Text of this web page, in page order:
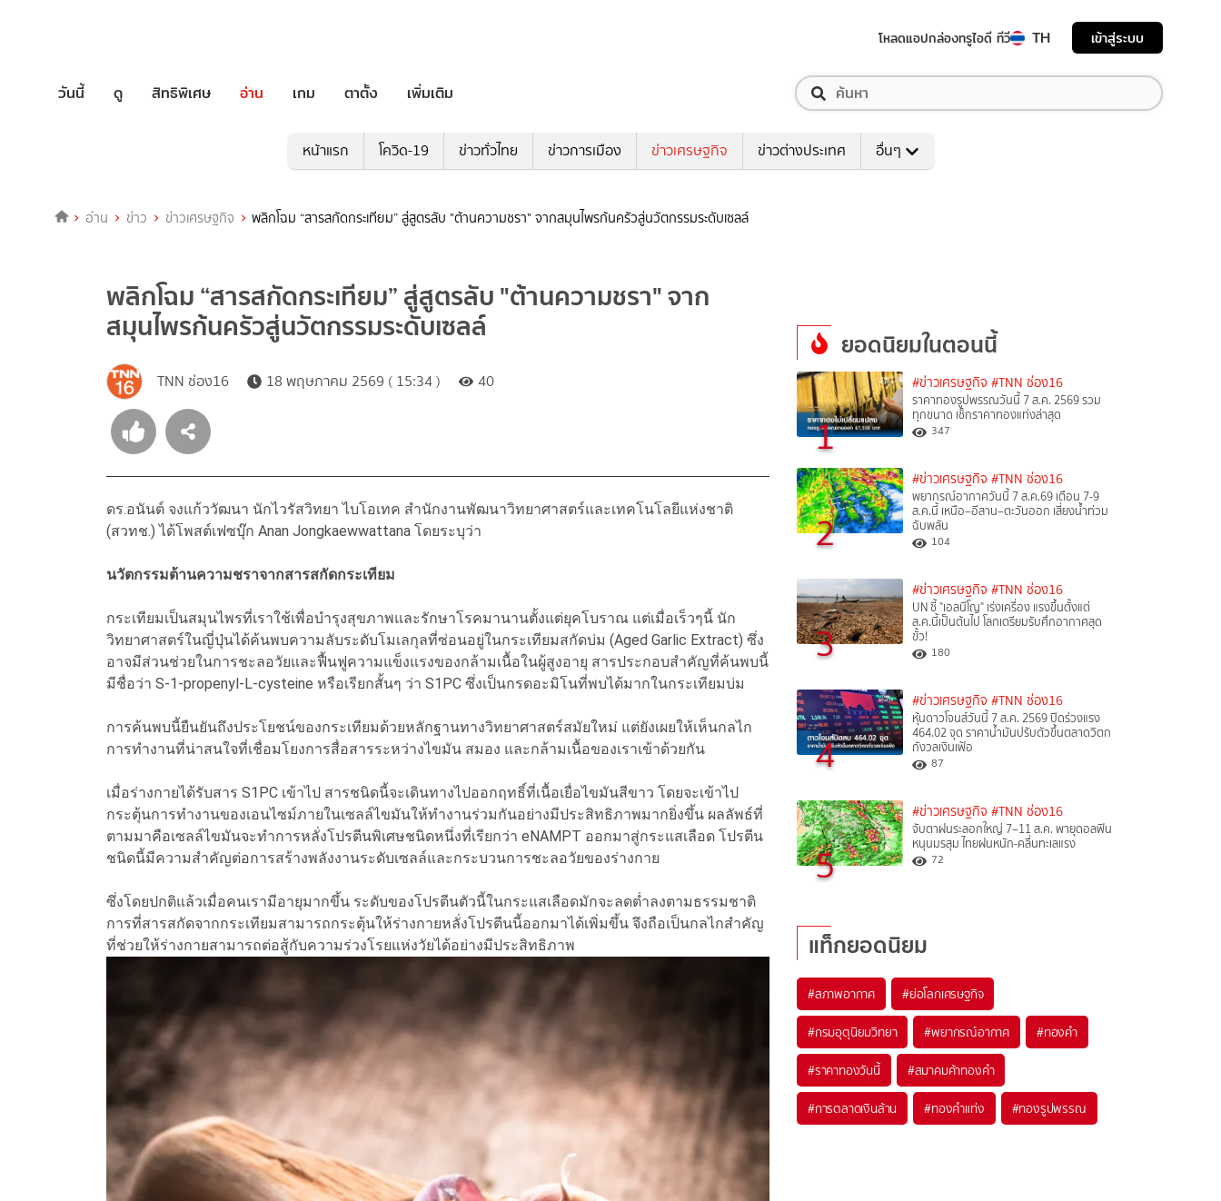
โหลดแอปกล่องทรูไอดี ทีวี TH เข้าสู่ระบบ
วันนี้ ดู สิทธิพิเศษ อ่าน เกม ตาตั้ง เพิ่มเติม
หน้าแรก โควิด-19 ข่าวทั่วไทย ข่าวการเมือง ข่าวเศรษฐกิจ ข่าวต่างประเทศ อื่นๆ
อ่าน ข่าว ข่าวเศรษฐกิจ พลิกโฉม “สารสกัดกระเทียม” สู่สูตรลับ "ต้านความชรา" จากสมุนไพรก้นครัวสู่นวัตกรรมระดับเซลล์
พลิกโฉม “สารสกัดกระเทียม” สู่สูตรลับ "ต้านความชรา" จาก
สมุนไพรก้นครัวสู่นวัตกรรมระดับเซลล์
TNN ช่อง16 18 พฤษภาคม 2569 ( 15:34 ) 40
ดร.อนันต์ จงแก้ววัฒนา นักไวรัสวิทยา ไบโอเทค สำนักงานพัฒนาวิทยาศาสตร์และเทคโนโลยีแห่งชาติ
(สวทช.) ได้โพสต์เฟซบุ๊ก Anan Jongkaewwattana โดยระบุว่า
นวัตกรรมต้านความชราจากสารสกัดกระเทียม
กระเทียมเป็นสมุนไพรที่เราใช้เพื่อบำรุงสุขภาพและรักษาโรคมานานตั้งแต่ยุคโบราณ แต่เมื่อเร็วๆนี้ นัก
วิทยาศาสตร์ในญี่ปุ่นได้ค้นพบความลับระดับโมเลกุลที่ซ่อนอยู่ในกระเทียมสกัดบ่ม (Aged Garlic Extract) ซึ่ง
อาจมีส่วนช่วยในการชะลอวัยและฟื้นฟูความแข็งแรงของกล้ามเนื้อในผู้สูงอายุ สารประกอบสำคัญที่ค้นพบนี้
มีชื่อว่า S-1-propenyl-L-cysteine หรือเรียกสั้นๆ ว่า S1PC ซึ่งเป็นกรดอะมิโนที่พบได้มากในกระเทียมบ่ม
การค้นพบนี้ยืนยันถึงประโยชน์ของกระเทียมด้วยหลักฐานทางวิทยาศาสตร์สมัยใหม่ แต่ยังเผยให้เห็นกลไก
การทำงานที่น่าสนใจที่เชื่อมโยงการสื่อสารระหว่างไขมัน สมอง และกล้ามเนื้อของเราเข้าด้วยกัน
เมื่อร่างกายได้รับสาร S1PC เข้าไป สารชนิดนี้จะเดินทางไปออกฤทธิ์ที่เนื้อเยื่อไขมันสีขาว โดยจะเข้าไป
กระตุ้นการทำงานของเอนไซม์ภายในเซลล์ไขมันให้ทำงานร่วมกันอย่างมีประสิทธิภาพมากยิ่งขึ้น ผลลัพธ์ที่
ตามมาคือเซลล์ไขมันจะทำการหลั่งโปรตีนพิเศษชนิดหนึ่งที่เรียกว่า eNAMPT ออกมาสู่กระแสเลือด โปรตีน
ชนิดนี้มีความสำคัญต่อการสร้างพลังงานระดับเซลล์และกระบวนการชะลอวัยของร่างกาย
ซึ่งโดยปกติแล้วเมื่อคนเรามีอายุมากขึ้น ระดับของโปรตีนตัวนี้ในกระแสเลือดมักจะลดต่ำลงตามธรรมชาติ
การที่สารสกัดจากกระเทียมสามารถกระตุ้นให้ร่างกายหลั่งโปรตีนนี้ออกมาได้เพิ่มขึ้น จึงถือเป็นกลไกสำคัญ
ที่ช่วยให้ร่างกายสามารถต่อสู้กับความร่วงโรยแห่งวัยได้อย่างมีประสิทธิภาพ
ยอดนิยมในตอนนี้
1
#ข่าวเศรษฐกิจ #TNN ช่อง16
ราคาทองรูปพรรณวันนี้ 7 ส.ค. 2569 รวม
ทุกขนาด เช็กราคาทองแท่งล่าสุด
347
2
#ข่าวเศรษฐกิจ #TNN ช่อง16
พยากรณ์อากาศวันนี้ 7 ส.ค.69 เตือน 7-9
ส.ค.นี้ เหนือ–อีสาน–ตะวันออก เสี่ยงน้ำท่วม
ฉับพลัน
104
3
#ข่าวเศรษฐกิจ #TNN ช่อง16
UN ชี้ "เอลนีโญ" เร่งเครื่อง แรงขึ้นตั้งแต่
ส.ค.นี้เป็นต้นไป โลกเตรียมรับศึกอากาศสุด
ขั้ว!
180
4
#ข่าวเศรษฐกิจ #TNN ช่อง16
หุ้นดาวโจนส์วันนี้ 7 ส.ค. 2569 ปิดร่วงแรง
464.02 จุด ราคาน้ำมันปรับตัวขึ้นตลาดวิตก
กังวลเงินเฟ้อ
87
5
#ข่าวเศรษฐกิจ #TNN ช่อง16
จับตาฝนระลอกใหญ่ 7–11 ส.ค. พายุดอลฟิน
หนุนมรสุม ไทยฝนหนัก-คลื่นทะเลแรง
72
แท็กยอดนิยม
#สภาพอากาศ #ย่อโลกเศรษฐกิจ
#กรมอุตุนิยมวิทยา #พยากรณ์อากาศ #ทองคำ
#ราคาทองวันนี้ #สมาคมค้าทองคำ
#การตลาดเงินล้าน #ทองคำแท่ง #ทองรูปพรรณ